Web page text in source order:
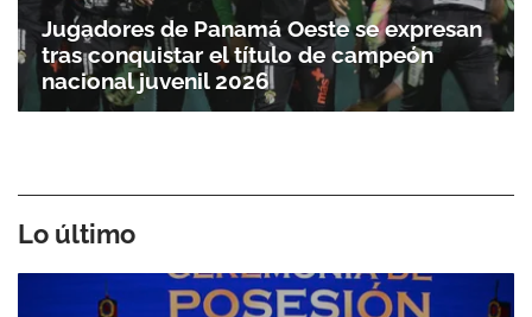
Jugadores de Panamá Oeste se expresan
tras conquistar el título de campeón
nacional juvenil 2026
Lo último